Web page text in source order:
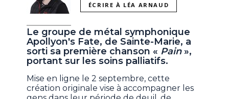
ÉCRIRE À LÉA ARNAUD
Le groupe de métal symphonique
Apollyon's Fate, de Sainte-Marie, a
sorti sa première chanson « Pain»,
portant sur les soins palliatifs.
Mise en ligne le 2 septembre, cette
création originale vise à accompagner les